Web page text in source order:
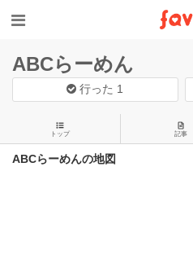
ABCらーめん
行った 1
トップ 記事
ABCらーめんの地図